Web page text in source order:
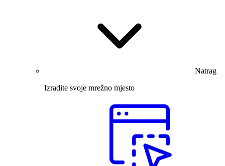
Natrag
Izradite svoje mrežno mjesto